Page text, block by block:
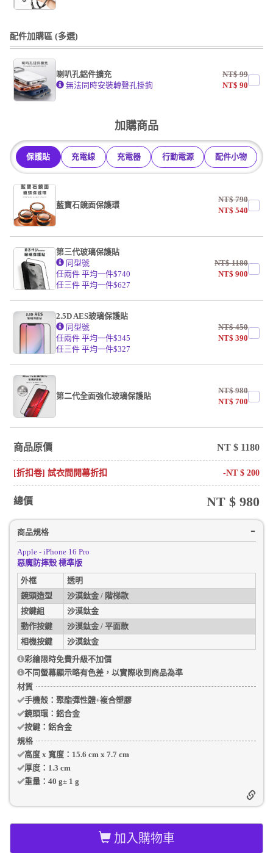
掛繩
undefined / undefined
配件加購區 (多選)
喇叭孔鋁件擴充
無法同時安裝轉聲孔掛鉤
NT$99
NT$90
加購商品
保護貼 充電線 充電器 行動電源 配件小物
藍寶石鏡面保護環
NT$790
NT$540
第三代玻璃保護貼
同型號
任兩件 平均一件$740
任三件 平均一件$627
NT$1180
NT$900
2.5D AES玻璃保護貼
同型號
任兩件 平均一件$345
任三件 平均一件$327
NT$450
NT$390
第二代全面強化玻璃保護貼
NT$980
NT$700
商品原價 NT $ 1180
[折扣卷] 試衣間開幕折扣 -NT $200
總價 NT $980
商品規格
Apple - iPhone 16 Pro
惡魔防摔殼 標準版
外框
透明
鏡頭造型
沙漠鈦金 / 階梯款
按鍵組
沙漠鈦金
動作按鍵
沙漠鈦金 / 平面款
相機按鍵
沙漠鈦金
彩繪限時免費升級不加價
不同螢幕顯示略有色差，以實際收到商品為準
材質
手機殼：聚酯彈性體+複合塑膠
鏡頭環： 鋁合金
按鍵： 鋁合金
規格
高度 x 寬度： 15.6 cm x 7.7 cm
厚度： 1.3 cm
重量： 40 g±1 g
加入購物車